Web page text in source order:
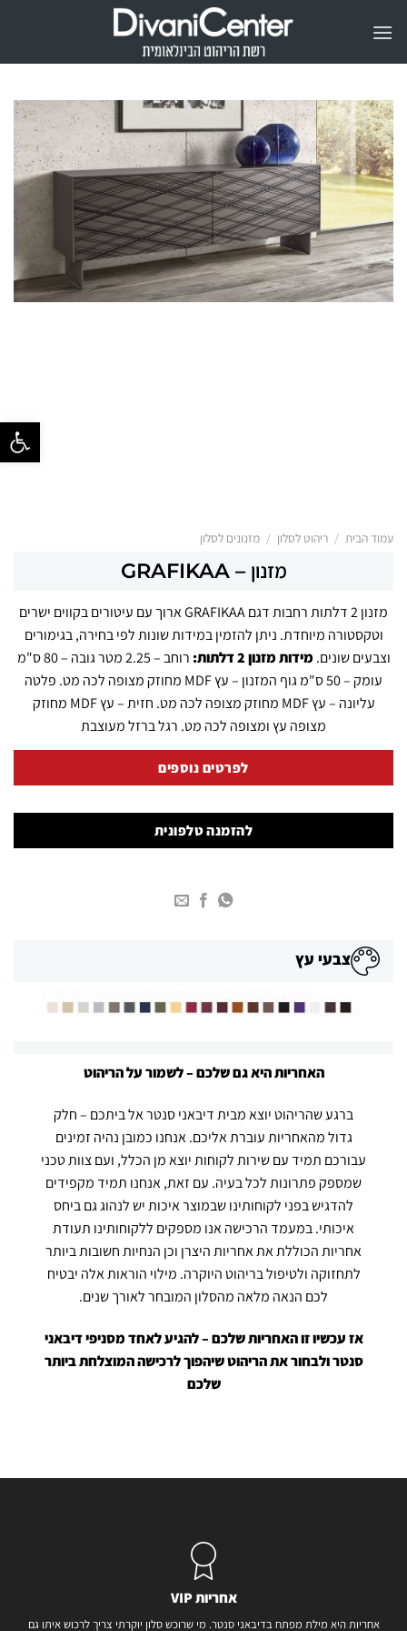
פתח
עמוד הבית / ריהוט לסלון / מזנונים לסלון
מזנון – GRAFIKAA
מזנון 2 דלתות רחבות דגם GRAFIKAA
ארוך עם עיטורים בקווים ישרים
וטקסטורה מיוחדת. ניתן להזמין במידות שונות לפי בחירה, בגימורים
וצבעים שונים. מידות מזנון 2 דלתות:
רוחב – 2.25 מטר גובה – 80 ס"מ
עומק – 50 ס"מ גוף המזנון – עץ MDF מחוזק מצופה לכה מט. פלטה
עליונה – עץ MDF מחוזק מצופה לכה מט. חזית – עץ MDF מחוזק
מצופה עץ ומצופה לכה מט. רגל ברזל מעוצבת
לפרטים נוספים
להזמנה טלפונית
צבעי עץ
האחריות היא גם שלכם – לשמור על הריהוט
ברגעשהריהוטיוצא מבית דיבאני סנטר אל ביתכם – חלק
גדול מהאחריות עוברת אליכם. אנחנו כמובן נהיה זמינים
עבורכם תמיד עם שירות לקוחות יוצא מן הכלל, ועם צוות טכני
שמספק פתרונות לכל בעיה. עם זאת, אנחנו תמיד מקפידים
להדגיש בפני לקוחותינו שבמוצר איכות יש לנהוג גם ביחס
איכותי. במעמד הרכישה אנו מספקים ללקוחותינו תעודת
אחריות הכוללת את אחריות היצרן וכן הנחיות חשובות ביותר
לתחזוקה ולטיפולבריהוטהיוקרה. מילוי הוראות אלה יבטיח
לכם הנאה מלאה מהסלון המובחר לאורך שנים.
אז עכשיו זו האחריות שלכם – להגיע לאחד מסניפי דיבאני
סנטר ולבחור אתהריהוטשיהפוך לרכישה המוצלחת ביותר
שלכם
אחריות VIP
אחריות היא מילת מפתח בדיבאני סנטר. מי שרוכש סלון יוקרתי צריך לרכוש איתו גם